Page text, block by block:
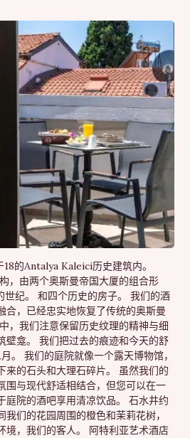
的Antalya Kaleici历史建筑内。
，由两个奥斯曼帝国大厦的组合形
世纪。 和四个历史的房子。 我们的酒
合，已经忠实地恢复了传统的奥斯曼
，我们注意保留历史纹理的精神与细
壁龛。 我们把过去的痕迹和今天的舒
。 我们的庭院就像一个露天博物馆，
来的石头和大理石碎片。 虽然我们的
围与现代舒适相结合，但您可以在一
庭院的酒吧享用清凉饮品。 石水井约
们的花园周围的橙色和茉莉花树，
境，我们的客人。 阿特利亚艺术酒店